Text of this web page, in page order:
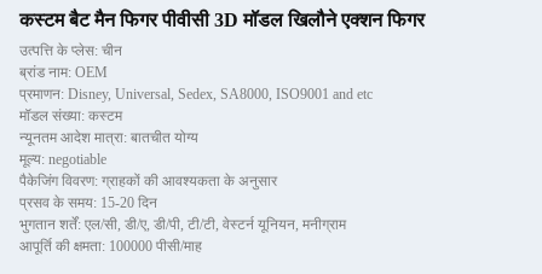
कस्टम बैट मैन फिगर पीवीसी 3D मॉडल खिलौने एक्शन फिगर
उत्पत्ति के प्लेस: चीन
ब्रांड नाम: OEM
प्रमाणन: Disney, Universal, Sedex, SA8000, ISO9001 and etc
मॉडल संख्या: कस्टम
न्यूनतम आदेश मात्रा: बातचीत योग्य
मूल्य: negotiable
पैकेजिंग विवरण: ग्राहकों की आवश्यकता के अनुसार
प्रसव के समय: 15-20 दिन
भुगतान शर्तें: एल/सी, डी/ए, डी/पी, टी/टी, वेस्टर्न यूनियन, मनीग्राम
आपूर्ति की क्षमता: 100000 पीसी/माह